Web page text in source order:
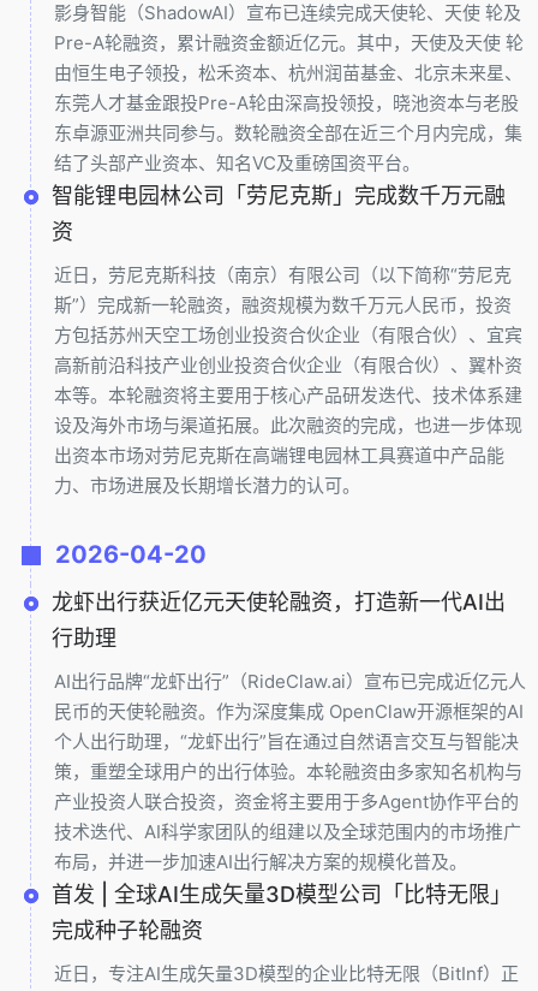
影身智能（ShadowAI）宣布已连续完成天使轮、天使 轮及
Pre-A轮融资，累计融资金额近亿元。其中，天使及天使 轮
由恒生电子领投，松禾资本、杭州润苗基金、北京未来星、
东莞人才基金跟投Pre-A轮由深高投领投，晓池资本与老股
东卓源亚洲共同参与。数轮融资全部在近三个月内完成，集
结了头部产业资本、知名VC及重磅国资平台。
智能锂电园林公司「劳尼克斯」完成数千万元融
资
近日，劳尼克斯科技（南京）有限公司（以下简称“劳尼克
斯”）完成新一轮融资，融资规模为数千万元人民币，投资
方包括苏州天空工场创业投资合伙企业（有限合伙）、宜宾
高新前沿科技产业创业投资合伙企业（有限合伙）、翼朴资
本等。本轮融资将主要用于核心产品研发迭代、技术体系建
设及海外市场与渠道拓展。此次融资的完成，也进一步体现
出资本市场对劳尼克斯在高端锂电园林工具赛道中产品能
力、市场进展及长期增长潜力的认可。
2026-04-20
龙虾出行获近亿元天使轮融资，打造新一代AI出
行助理
AI出行品牌“龙虾出行”（RideClaw.ai）宣布已完成近亿元人
民币的天使轮融资。作为深度集成 OpenClaw开源框架的AI
个人出行助理，“龙虾出行”旨在通过自然语言交互与智能决
策，重塑全球用户的出行体验。本轮融资由多家知名机构与
产业投资人联合投资，资金将主要用于多Agent协作平台的
技术迭代、AI科学家团队的组建以及全球范围内的市场推广
布局，并进一步加速AI出行解决方案的规模化普及。
首发 | 全球AI生成矢量3D模型公司「比特无限」
完成种子轮融资
近日，专注AI生成矢量3D模型的企业比特无限（BitInf）正